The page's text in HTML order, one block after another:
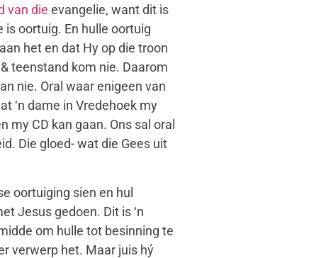
van die evangelie, want dit is
oortuig. En hulle oortuig
het en dat Hy op die troon
teenstand kom nie. Daarom
nie. Oral waar enigeen van
‘n dame in Vredehoek my
my CD kan gaan. Ons sal oral
Die gloed- wat die Gees uit
oortuiging sien en hul
Jesus gedoen. Dit is ‘n
om hulle tot besinning te
verwerp het. Maar juis hý